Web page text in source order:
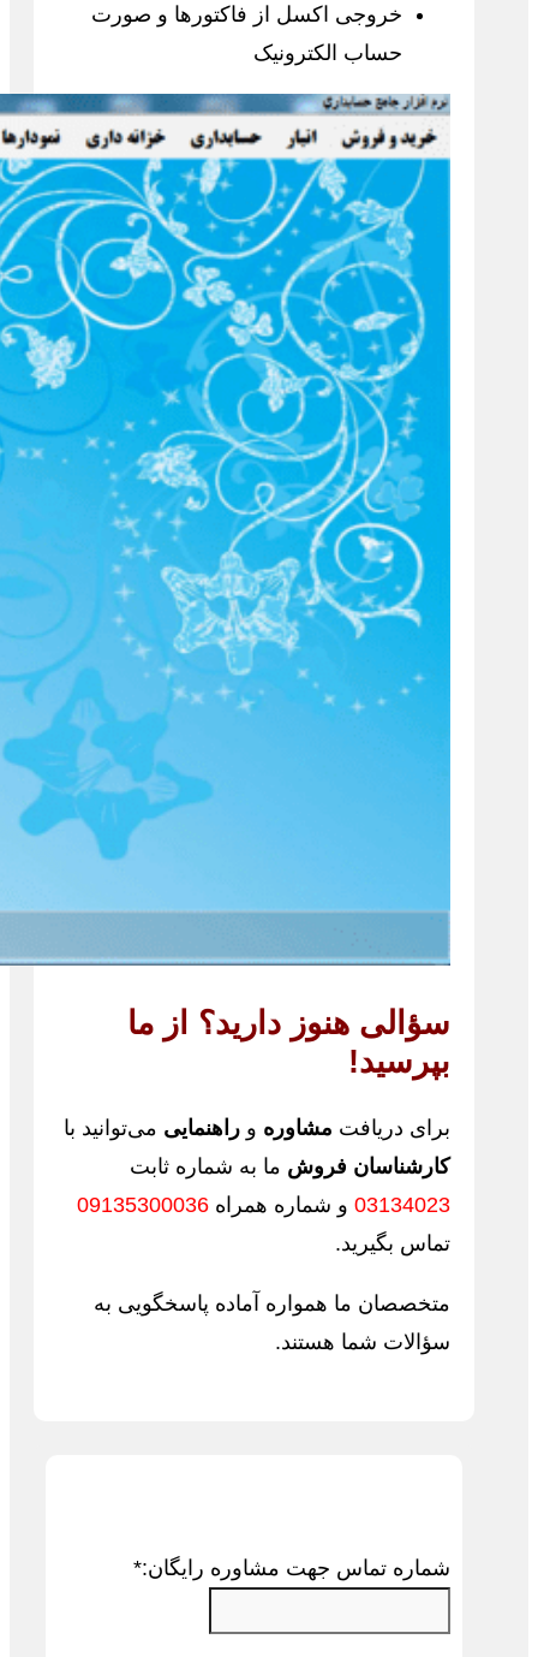
خروجی اکسل از فاکتورها و صورت
حساب الکترونیک
سؤالی هنوز دارید؟ از ما
بپرسید!
برای دریافت مشاوره و راهنمایی می‌توانید با
کارشناسان فروش ما به شماره ثابت
03134023 و شماره همراه 09135300036
تماس بگیرید.
متخصصان ما همواره آماده پاسخگویی به
سؤالات شما هستند.
شماره تماس جهت مشاوره رایگان:*